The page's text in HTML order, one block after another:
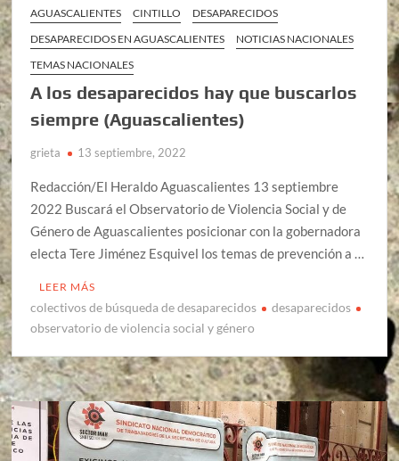
AGUASCALIENTES CINTILLO
DESAPARECIDOS
DESAPARECIDOS EN AGUASCALIENTES
NOTICIAS NACIONALES
TEMAS NACIONALES
A los desaparecidos hay que buscarlos
siempre (Aguascalientes)
grieta 13 septiembre, 2022
Redacción/El Heraldo Aguascalientes 13 septiembre
2022 Buscará el Observatorio de Violencia Social y de
Género de Aguascalientes posicionar con la gobernadora
electa Tere Jiménez Esquivel los temas de prevención a …
LEER MÁS
colectivos de búsqueda de desaparecidos
desaparecidos
observatorio de violencia social y género